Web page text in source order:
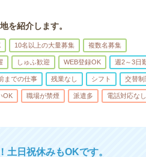
紹介します。
10名以上の大量募集 複数名募集
しゅふ歓迎 WEB登録OK 週2～3日
までの仕事 残業なし シフト 交替制
OK 職場が禁煙 派遣多 電話対応なし
日祝休みもOKです。